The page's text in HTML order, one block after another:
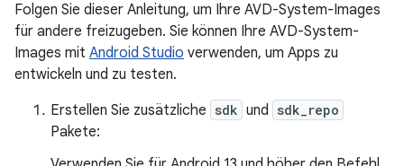
Folgen Sie dieser Anleitung, um Ihre AVD-System-Images
für andere freizugeben. Sie können Ihre AVD-System-
Images mit Android Studio verwenden, um Apps zu
entwickeln und zu testen.
Erstellen Sie zusätzliche sdk und sdk_repo
Pakete: